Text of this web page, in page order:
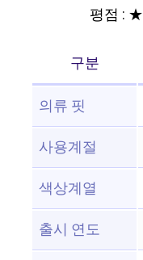
평점 :
구분
의류 핏
사용계절
색상계열
출시 연도